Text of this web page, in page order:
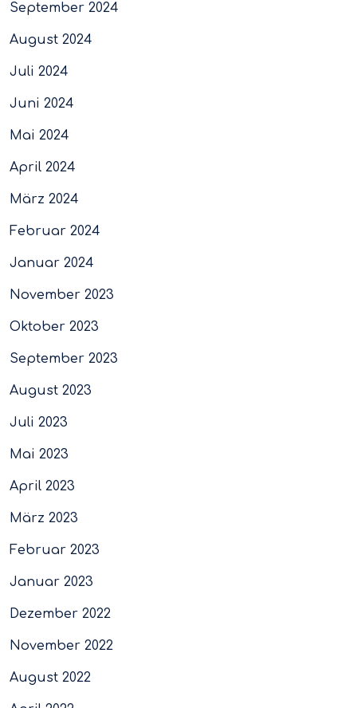
September 2024
August 2024
Juli 2024
Juni 2024
Mai 2024
April 2024
März 2024
Februar 2024
Januar 2024
November 2023
Oktober 2023
September 2023
August 2023
Juli 2023
Mai 2023
April 2023
März 2023
Februar 2023
Januar 2023
Dezember 2022
November 2022
August 2022